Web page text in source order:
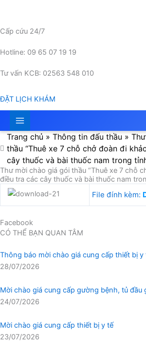
nội
Cấp cứu 24/7
Hotline: 09 65 07 19 19
Tư vấn KCB: 02563 548 010
ĐẶT LỊCH KHÁM
Trang chủ » Thông tin đấu thầu »
thầu “Thuê xe 7 chỗ chở đoàn đi
cây thuốc và bài thuốc nam trong
Thư mời chào giá gói thầu “Thuê xe 7 chỗ
điều tra các cây thuốc và bài thuốc nam
File đính kèm:
Facebook
CÓ THỂ BẠN QUAN TÂM
Thông báo mời chào giá cung cấp thiết bị y
28/07/2026
Mời chào giá cung cấp gường bệnh, tủ đầu
24/07/2026
Mời chào giá cung cấp thiết bị y tế
23/07/2026